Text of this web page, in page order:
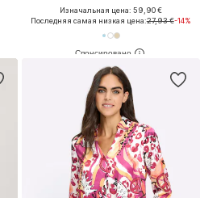
Изначальная цена: 59,90 €
Последняя самая низкая цена:27,93 €-14%